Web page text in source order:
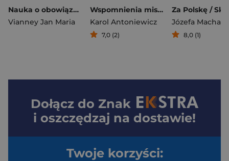
Nauka o obowiązkach rodziców
Vianney Jan Maria
Wspomnienia misyjne z roku 1846. Refleksje jezuity po rabacji galicyjskiej
Karol Antoniewicz
7,0 (2) 8,0 (1)
Dołącz do Znak
i oszczędzaj na dostawie!
Twoje korzyści: